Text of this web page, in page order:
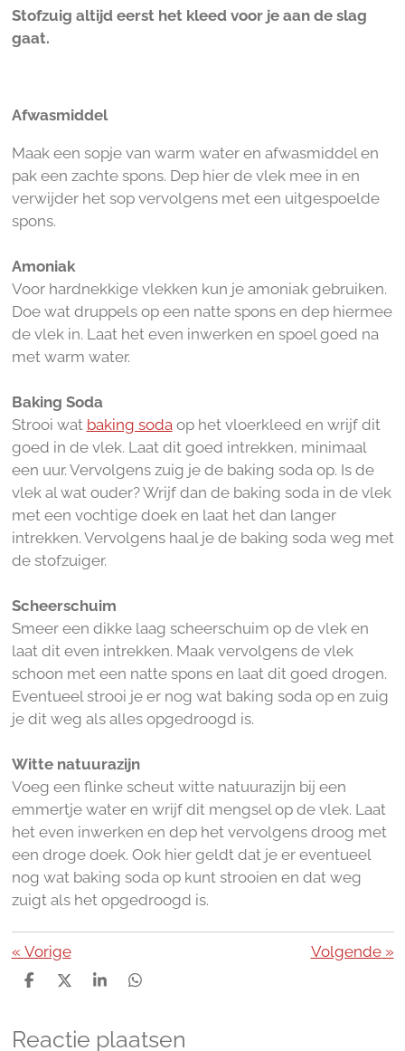
Stofzuig altijd eerst het kleed voor je aan de slag
gaat.
Afwasmiddel
Maak een sopje van warm water en afwasmiddel en
pak een zachte spons. Dep hier de vlek mee in en
verwijder het sop vervolgens met een uitgespoelde
spons.
Amoniak
Voor hardnekkige vlekken kun je amoniak gebruiken.
Doe wat druppels op een natte spons en dep hiermee
de vlek in. Laat het even inwerken en spoel goed na
met warm water.
Baking Soda
Strooi wat baking sodaop het vloerkleed en wrijf dit
goed in de vlek. Laat dit goed intrekken, minimaal
een uur. Vervolgens zuig je de baking soda op. Is de
vlek al wat ouder? Wrijf dan de baking soda in de vlek
met een vochtige doek en laat het dan langer
intrekken. Vervolgens haal je de baking soda weg met
de stofzuiger.
Scheerschuim
Smeer een dikke laag scheerschuim op de vlek en
laat dit even intrekken. Maak vervolgens de vlek
schoon met een natte spons en laat dit goed drogen.
Eventueel strooi je er nog wat baking soda op en zuig
je dit weg als alles opgedroogd is.
Witte natuurazijn
Voeg een flinke scheut witte natuurazijn bij een
emmertje water en wrijf dit mengsel op de vlek. Laat
het even inwerken en dep het vervolgens droog met
een droge doek. Ook hier geldt dat je er eventueel
nog wat baking soda op kunt strooien en dat weg
zuigt als het opgedroogd is.
« Vorige Volgende»
D
e
D
l
S
r
D
e
Reactie plaatsen